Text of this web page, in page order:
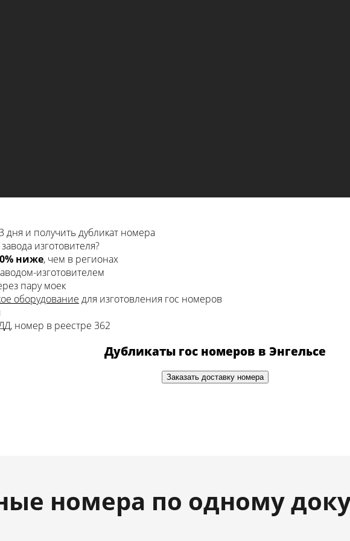
дня и получить дубликат номера
изготовителя?
ниже, чем в регионах
изготовителем
пару моек
оборудование для изготовления гос номеров
номер в реестре 362
Дубликаты гос номеров в Энгельсе
Заказать доставку номера
номера по одному